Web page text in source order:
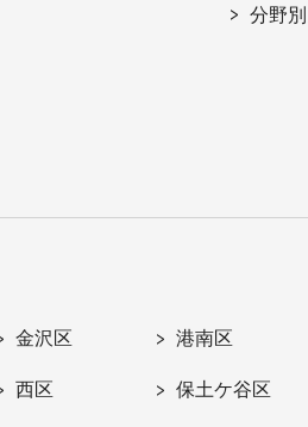
分野
金沢区 港南区
西区 保土ケ谷区